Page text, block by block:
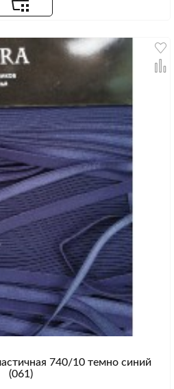
740/10 темно синий
(061)